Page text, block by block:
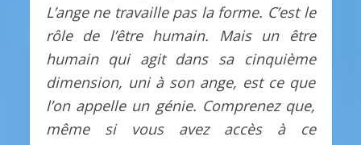
L’ange ne travaille pas la forme. C’est le
rôle de l’être humain. Mais un être
humain qui agit dans sa cinquième
dimension, uni à son ange, est ce que
l’on appelle un génie. Comprenez que,
même si vous avez accès à ce